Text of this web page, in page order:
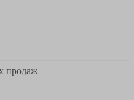
продаж